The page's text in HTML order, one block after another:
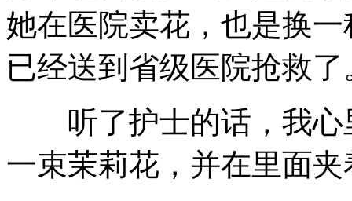
她在医院卖花，也是换
已经送到省级医院抢救了
听了护士的话，我心
一束茉莉花，并在里面